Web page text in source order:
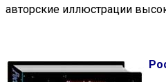
авторские иллюстрации